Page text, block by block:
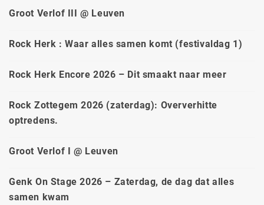
Groot Verlof III @ Leuven
Rock Herk : Waar alles samen komt (festivaldag 1)
Rock Herk Encore 2026 – Dit smaakt naar meer
Rock Zottegem 2026 (zaterdag): Oververhitte
optredens.
Groot Verlof I @ Leuven
Genk On Stage 2026 – Zaterdag, de dag dat alles
samen kwam